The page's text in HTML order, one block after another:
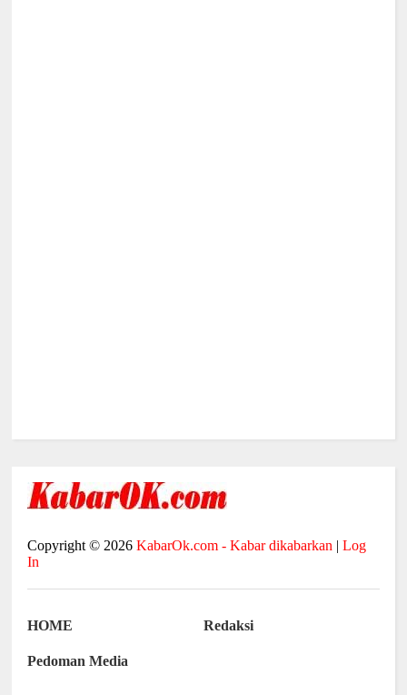
Copyright © 2026KabarOk.com - Kabar dikabarkan |Log
In
HOME Redaksi
Pedoman Media